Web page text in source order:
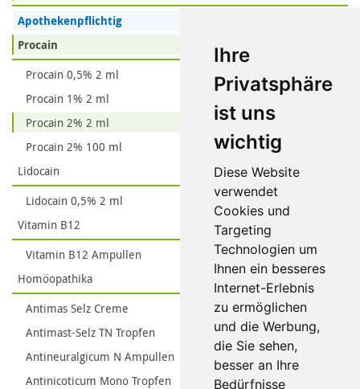
Ihre
Privatsphäre
ist uns
wichtig
Diese Website
verwendet
Cookies und
Targeting
Technologien um
Ihnen ein besseres
Internet-Erlebnis
zu ermöglichen
und die Werbung,
die Sie sehen,
besser an Ihre
Bedürfnisse
Apothekenpflichtig
Procain
Procain 0,5% 2 ml
Procain 1% 2 ml
Procain 2% 2 ml
Procain 2% 100 ml
Lidocain
Lidocain 0,5% 2 ml
Vitamin B12
Vitamin B12 Ampullen
Homöopathika
Antimas Selz Creme
Antimast-Selz TN Tropfen
Antineuralgicum N Ampullen
Antinicoticum Mono Tropfen